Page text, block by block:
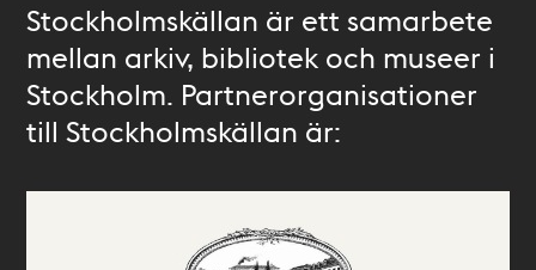
Stockholmskällan är ett samarbete
mellan arkiv, bibliotek och museer i
Stockholm. Partnerorganisationer
till Stockholmskällan är: